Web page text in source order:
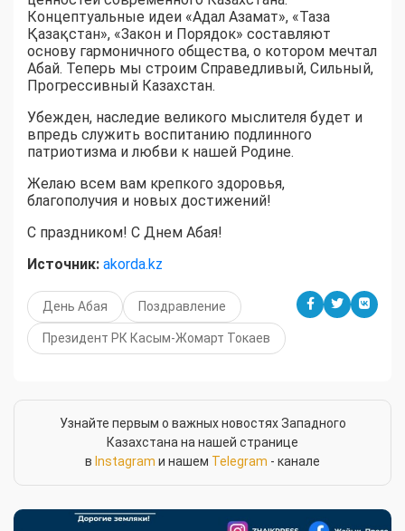
Концептуальные идеи «Адал Азамат», «Таза
Қазақстан», «Закон и Порядок» составляют
основу гармоничного общества, о котором мечтал
Абай. Теперь мы строим Справедливый, Сильный,
Прогрессивный Казахстан.
Убежден, наследие великого мыслителя будет и
впредь служить воспитанию подлинного
патриотизма и любви к нашей Родине.
Желаю всем вам крепкого здоровья,
благополучия и новых достижений!
С праздником! С Днем Абая!
Источник: akorda.kz
День Абая Поздравление
Президент РК Касым-Жомарт Токаев
Узнайте первым о важных новостях Западного
Казахстана на нашей странице
в Instagram и нашем Telegram - канале